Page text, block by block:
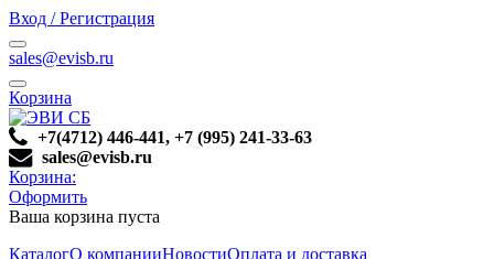
Вход / Регистрация
sales@evisb.ru
Корзина
+7(4712) 446-441, +7 (995) 241-33-63
sales@evisb.ru
Корзина:
Оформить
Ваша корзина пуста
КаталогО компанииНовостиОплата и доставка